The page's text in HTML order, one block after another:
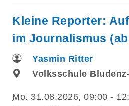
Kleine Reporter:
im Journalismus
Yasmin Ritter
Volksschule
Mo. 31.08.2026, 09:00 -